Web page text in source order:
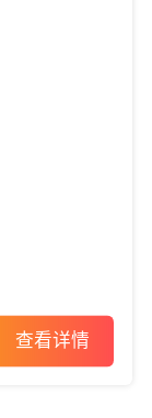
查看详情